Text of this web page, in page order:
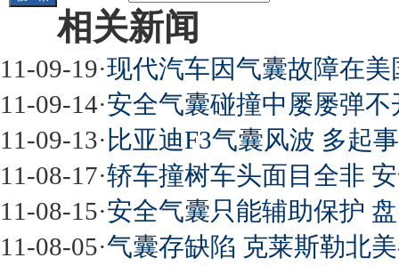
相关新闻
11-09-19·现代汽车因气囊故障在
11-09-14·安全气囊碰撞中屡屡弹
11-09-13· 比亚迪F3气囊风波 多起
11-08-17·轿车撞树车头面目全非
11-08-15·安全气囊只能辅助保护
11-08-05·气囊存缺陷 克莱斯勒北